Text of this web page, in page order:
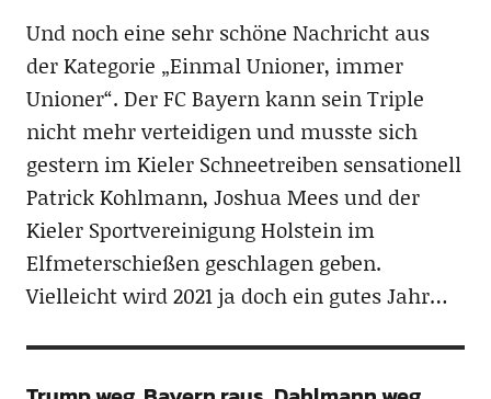
Und noch eine sehr schöne Nachricht aus
der Kategorie „Einmal Unioner, immer
Unioner“. Der FC Bayern kann sein Triple
nicht mehr verteidigen und musste sich
gestern im Kieler Schneetreiben sensationell
Patrick Kohlmann, Joshua Mees und der
Kieler Sportvereinigung Holstein im
Elfmeterschießen geschlagen geben.
Vielleicht wird 2021 ja doch ein gutes Jahr…